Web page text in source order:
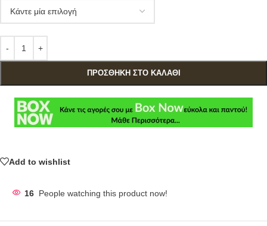
ΠΡΟΣΘΉΚΗ ΣΤΟ ΚΑΛΆΘΙ
Add to wishlist
16 People watching this product now!